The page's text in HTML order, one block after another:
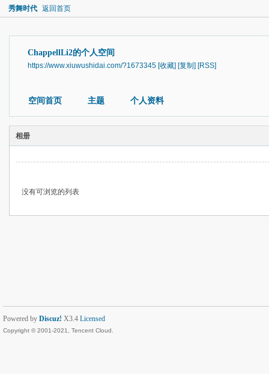
秀舞时代 返回首页
ChappellLi2的个人空间
https://www.xiuwushidai.com/?1673345 [收藏] [复制] [RSS]
空间首页 主题 个人资料
相册
没有可浏览的列表
Powered by Discuz! X3.4 Licensed
Copyright © 2001-2021, Tencent Cloud.